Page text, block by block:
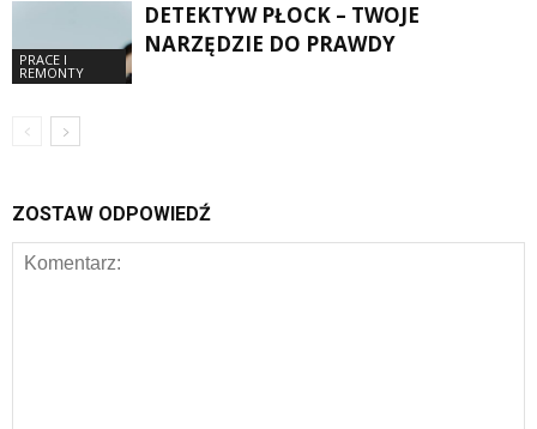
PRACE I
REMONTY
DETEKTYW PŁOCK – TWOJE
NARZĘDZIE DO PRAWDY
ZOSTAW ODPOWIEDŹ